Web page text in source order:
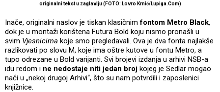
originalni tekst u zaglavlju (FOTO: Lovro Krnić/Lupiga.Com)
Inače, originalni naslov je tiskan klasičnimfontom Metro Black,
dok je u montaži korištena Futura Bold koju nismo pronašli u
svim Vjesnicima koje smo pregledavali. Ova je dva fonta najlakše
razlikovati po slovu M, koje ima oštre kutove u fontu Metro, a
tupo odrezane u Bold varijanti. Svi brojevi izdanja u arhivi NSB-a
idu redom i ne nedostaje niti jedan broj kojeg je Sedlar mogao
naći u „nekoj drugoj Arhivi“, što su nam potvrdili i zaposlenici
knjižnice.